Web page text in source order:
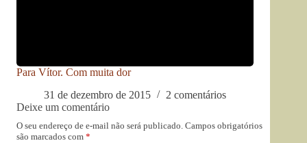
Para Vítor. Com muita dor
31 de dezembro de 2015
2 comentários
Deixe um comentário
O seu endereço de e-mail não será publicado. Campos obrigatórios
são marcados com *